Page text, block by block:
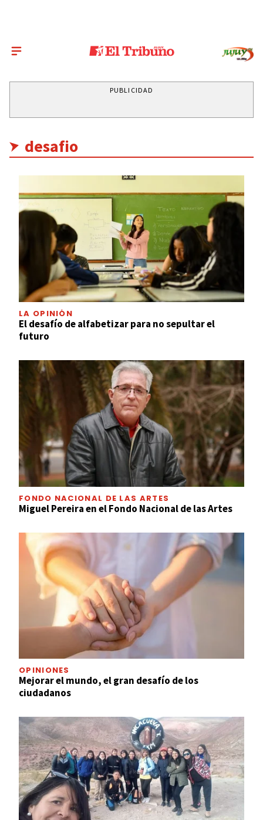
PUBLICIDAD
desafio
LA OPINIÓN
El desafío de alfabetizar para no sepultar el
futuro
FONDO NACIONAL DE LAS ARTES
Miguel Pereira en el Fondo Nacional de las Artes
OPINIONES
Mejorar el mundo, el gran desafío de los
ciudadanos